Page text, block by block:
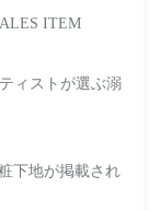
ITEM
ィストが選ぶ溺
下地が掲載され